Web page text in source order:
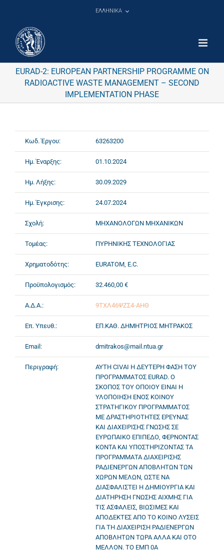
ΕΛΛΗΝΙΚΑ
EURAD-2: EUROPEAN PARTNERSHIP PROGRAMME ON
RADIOACTIVE WASTE MANAGEMENT – SECOND
IMPLEMENTATION PHASE
Κωδ. Έργου: 63263200
Ημ. Έναρξης: 01.10.2024
Ημ. Λήξης: 30.09.2029
Ημ. Έγκρισης: 24.07.2024
Σχολή: ΜΗΧΑΝΟΛΟΓΩΝ ΜΗΧΑΝΙΚΩΝ
Τομέας: ΠΥΡΗΝΙΚΗΣ ΤΕΧΝΟΛΟΓΙΑΣ
Χρηματοδότης: EURATOM, E.C.
Προϋπολογισμός: 32.460,00 €
Α.Δ.Α.: 9ΤΧΛ46ΨΖΣ4-ΑΗΘ
Επ. Υπευθ.: ΕΠ.ΚΑΘ. ΔΗΜΗΤΡΙΟΣ ΜΗΤΡΑΚΟΣ
Email: dmitrakos@mail.ntua.gr
Περιγραφή:
ΑΥΤΗ CIVAI Η ΔΕΥΤΕΡΗ ΦΑΣΗ ΤΟΥ
ΠΡΟΓΡΑΜΜΑΤΟΣ EURAD. Ο
ΣΚΟΠΟΣ ΤΟΥ ΟΠΟΙΟΥ ΕΙΝΑΙ Η
ΥΛΟΠΟΙΗΣΗ ΕΝΟΣ ΚΟΙΝΟΥ
ΣΤΡΑΤΗΓΙΚΟΥ ΠΡΟΓΡΑΜΜΑΤΟΣ
ΜΕ ΔΡΑΣΤΗΡΙΟΤΗΤΕΣ ΕΡΕΥΝΑΣ
ΚΑΙ ΔΙΑΧΕΙΡΙΣΗΣ ΓΝΩΣΗΣ ΣΕ
ΕΥΡΩΠΑΙΚΟ ΕΠΙΠΕΔΟ, ΦΕΡΝΟΝΤΑΣ
ΚΟΝΤΑ ΚΑΙ ΥΠΟΣΤΗΡΙΖΟΝΤΑΣ ΤΑ
ΠΡΟΓΡΑΜΜΑΤΑ ΔΙΑΧΕΙΡΙΣΗΣ
ΡΑΔΙΕΝΕΡΓΩΝ ΑΠΟΒΛΗΤΩΝ ΤΩΝ
ΧΩΡΩΝ ΜΕΛΩΝ, ΩΣΤΕ ΝΑ
ΔΙΑΣΦΑΛΙΣΤΕΙ Η ΔΗΜΙΟΥΡΓΙΑ ΚΑΙ
ΔΙΑΤΗΡΗΣΗ ΓΝΩΣΗΣ ΑΙΧΜΗΣ ΓΙΑ
ΤΙΣ ΑΣΦΑΛΕΙΣ, ΒΙΩΣΙΜΕΣ ΚΑΙ
ΑΠΟΔΕΚΤΕΣ ΑΠΟ ΤΟ ΚΟΙΝΟ ΛΥΣΕΙΣ
ΓΙΑ ΤΗ ΔΙΑΧΕΙΡΙΣΗ ΡΑΔΙΕΝΕΡΓΩΝ
ΑΠΟΒΛΗΤΩΝ ΤΩΡΑ ΑΛΛΑ ΚΑΙ ΟΤΟ
ΜΕΛΛΟΝ. ΤΟ ΕΜΠ 0Α